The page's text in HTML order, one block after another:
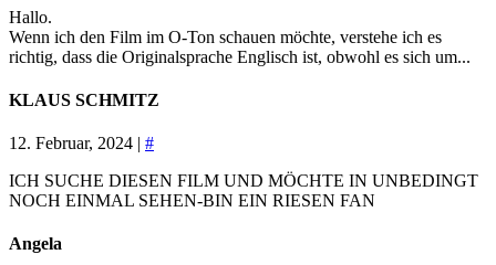
Hallo.
Wenn ich den Film im O-Ton schauen möchte, verstehe ich es
richtig, dass die Originalsprache Englisch ist, obwohl es sich um...
KLAUS SCHMITZ
12. Februar, 2024 | #
ICH SUCHE DIESEN FILM UND MÖCHTE IN UNBEDINGT
NOCH EINMAL SEHEN-BIN EIN RIESEN FAN
Angela